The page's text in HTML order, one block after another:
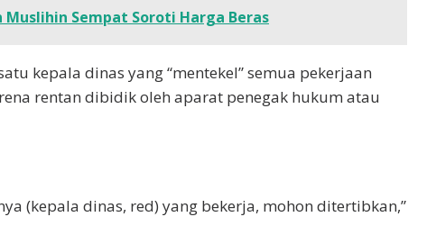
Muslihin Sempat Soroti Harga Beras
kepala dinas yang “mentekel” semua pekerjaan
rentan dibidik oleh aparat penegak hukum atau
(kepala dinas, red) yang bekerja, mohon ditertibkan,”